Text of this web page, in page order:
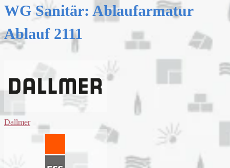
WG Sanitär: Ablaufarmatur
Ablauf 2111
Dallmer